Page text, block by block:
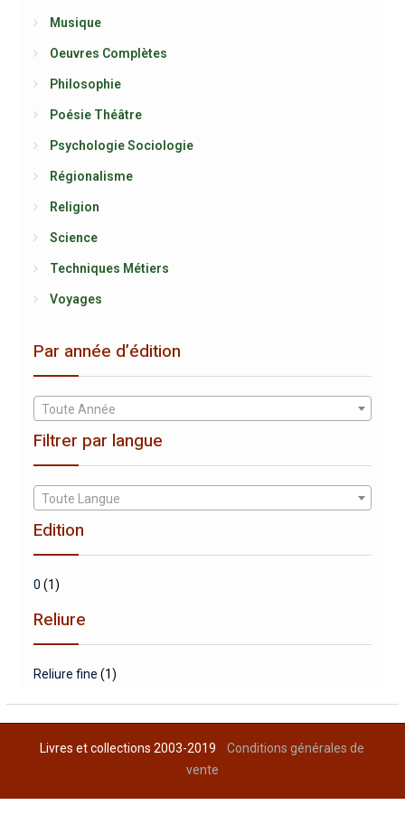
Musique
Oeuvres Complètes
Philosophie
Poésie Théâtre
Psychologie Sociologie
Régionalisme
Religion
Science
Techniques Métiers
Voyages
Par année d’édition
Toute Année
Filtrer par langue
Toute Langue
Edition
0 (1)
Reliure
Reliure fine (1)
Livres et collections 2003-2019Conditions générales de
vente